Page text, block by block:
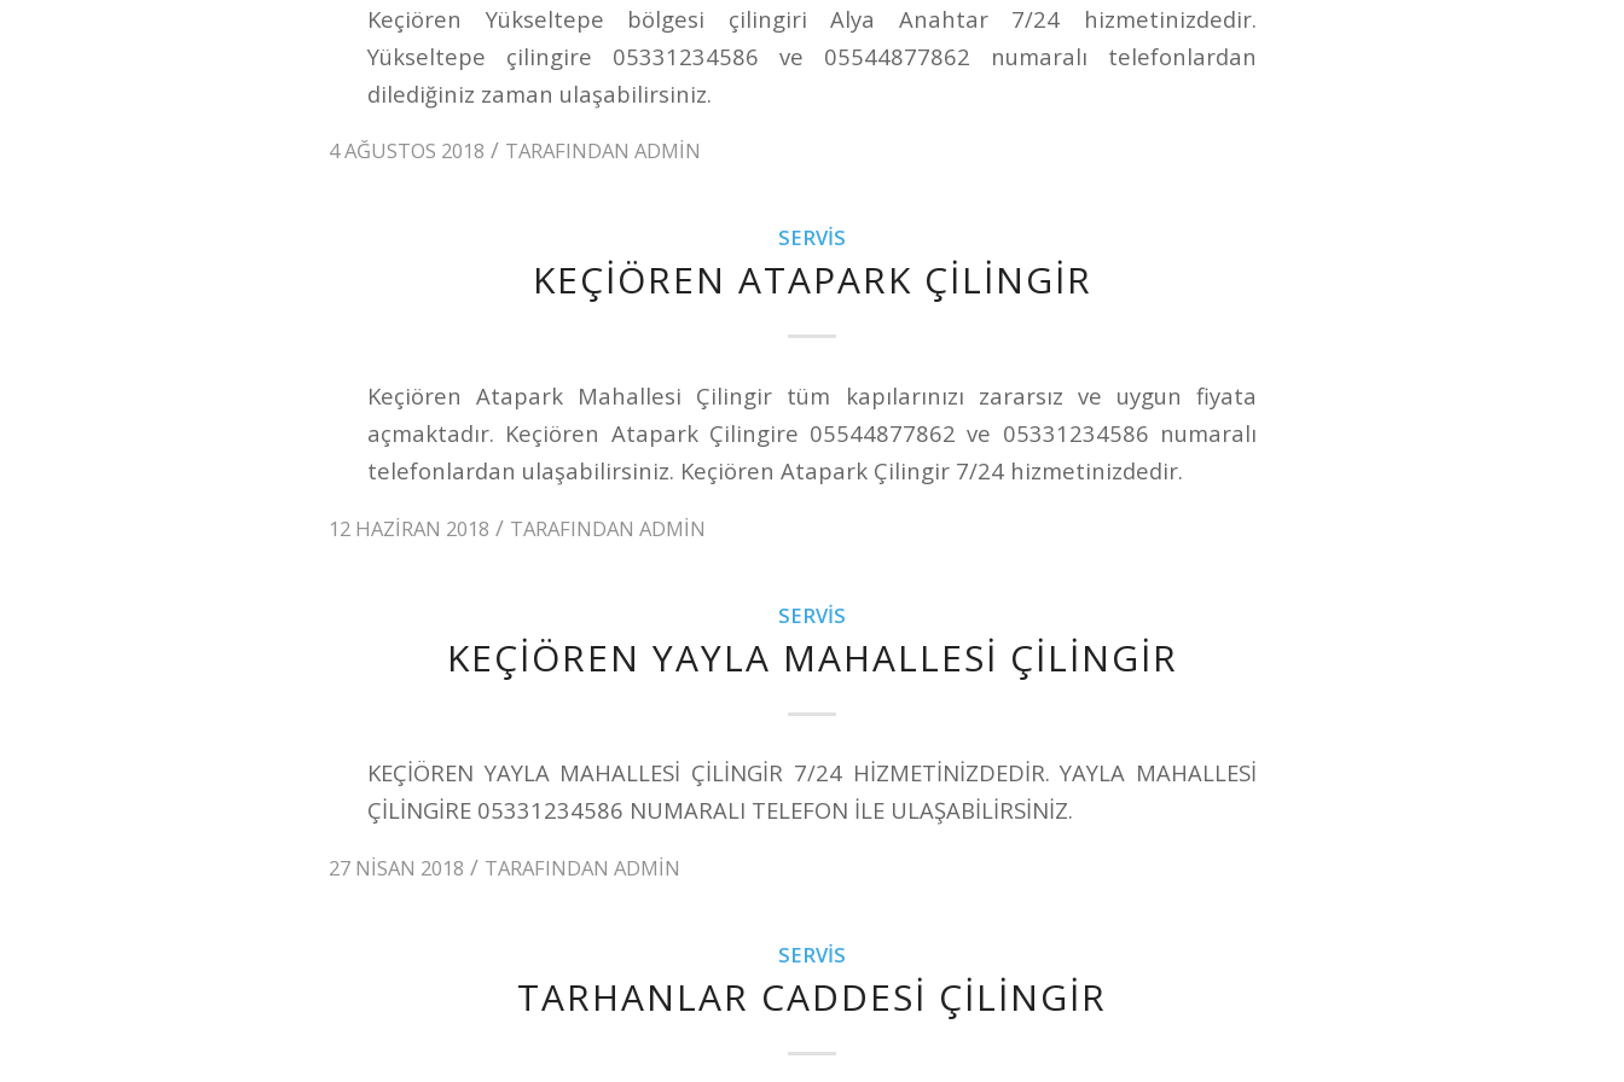
Keçiören Yükseltepe bölgesi çilingiri Alya Anahtar 7/24 hizmetinizdedir.
Yükseltepe çilingire 05331234586 ve 05544877862 numaralı telefonlardan
dilediğiniz zaman ulaşabilirsiniz.
4 AĞUSTOS 2018 / TARAFINDAN ADMIN
SERVIS
KEÇIÖREN ATAPARK ÇILINGIR
Keçiören Atapark Mahallesi Çilingir tüm kapılarınızı zararsız ve uygun fiyata
açmaktadır. Keçiören Atapark Çilingire 05544877862 ve 05331234586 numaralı
telefonlardan ulaşabilirsiniz. Keçiören Atapark Çilingir 7/24 hizmetinizdedir.
12 HAZIRAN 2018 / TARAFINDAN ADMIN
SERVIS
KEÇİÖREN YAYLA MAHALLESİ ÇİLİNGİR
KEÇİÖREN YAYLA MAHALLESİ ÇİLİNGİR 7/24 HİZMETİNİZDEDİR. YAYLA MAHALLESİ
ÇİLİNGİRE 05331234586 NUMARALI TELEFON İLE ULAŞABİLİRSİNİZ.
27 NISAN 2018 / TARAFINDAN ADMIN
SERVIS
TARHANLAR CADDESİ ÇİLİNGİR